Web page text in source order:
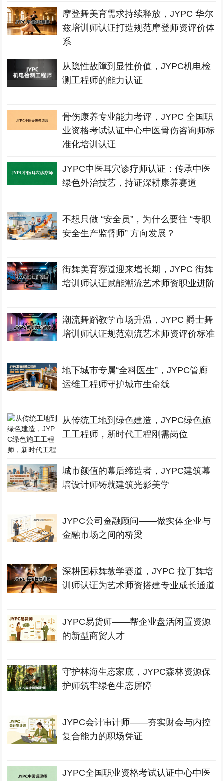
摩登舞美育需求持续释放，JYPC 华尔
兹培训师认证打造规范摩登师资评价体
系
从隐性故障到显性价值，JYPC机电检
测工程师的能力认证
骨伤康养专业能力考评，JYPC 全国职
业资格考试认证中心中医骨伤咨询师标
准化培训认证
JYPC中医耳穴诊疗师认证：传承中医
绿色外治技艺，持证深耕康养赛道
不想只做 “安全员”，为什么要往 “专职
安全生产监督师” 方向发展？
街舞美育赛道迎来增长期，JYPC 街舞
培训师认证赋能潮流艺术师资职业进阶
潮流舞蹈教学市场升温，JYPC 爵士舞
培训师认证规范潮流艺术师资评价标准
地下城市专属“全科医生”，JYPC管廊
运维工程师守护城市生命线
从传统工地到绿色建造，JYPC绿色施
工工程师，新时代工程刚需岗位
城市颜值的幕后缔造者，JYPC建筑幕
墙设计师铸就建筑光影美学
JYPC公司金融顾问——做实体企业与
金融市场之间的桥梁
深耕国标舞教学赛道，JYPC 拉丁舞培
训师认证为艺术师资搭建专业成长通道
JYPC易货师——帮企业盘活闲置资源
的新型商贸人才
守护林海生态家底，JYPC森林资源保
护师筑牢绿色生态屏障
JYPC会计审计师——夯实财会与内控
复合能力的职场凭证
JYPC全国职业资格考试认证中心中医